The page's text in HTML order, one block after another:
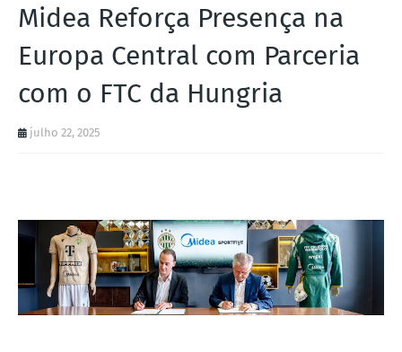
Midea Reforça Presença na
Europa Central com Parceria
com o FTC da Hungria
julho 22, 2025